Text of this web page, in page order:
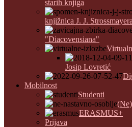
starih knjiga
knjižnica J. J. Strossmayera
"Diacovensiana"
Josip Lovretić
Mobilnost
Studenti
ERASMUS+
Prijava